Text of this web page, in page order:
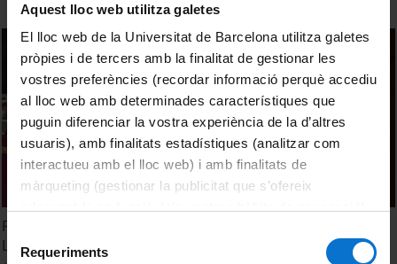
Aquest lloc web utilitza galetes
El lloc web de la Universitat de Barcelona utilitza galetes
pròpies i de tercers amb la finalitat de gestionar les
vostres preferències (recordar informació perquè accediu
al lloc web amb determinades característiques que
puguin diferenciar la vostra experiència de la d’altres
usuaris), amb finalitats estadístiques (analitzar com
interactueu amb el lloc web) i amb finalitats de
màrqueting (gestionar la publicitat que s’ofereix
consultar laPolítica de galetes del lloc web de la
de Requeriments
Facultat de Dret. Acte de Graduació. Grau en Relacions
Laborals. Curs 2022-2023. Sessió 12 de gener de 2024